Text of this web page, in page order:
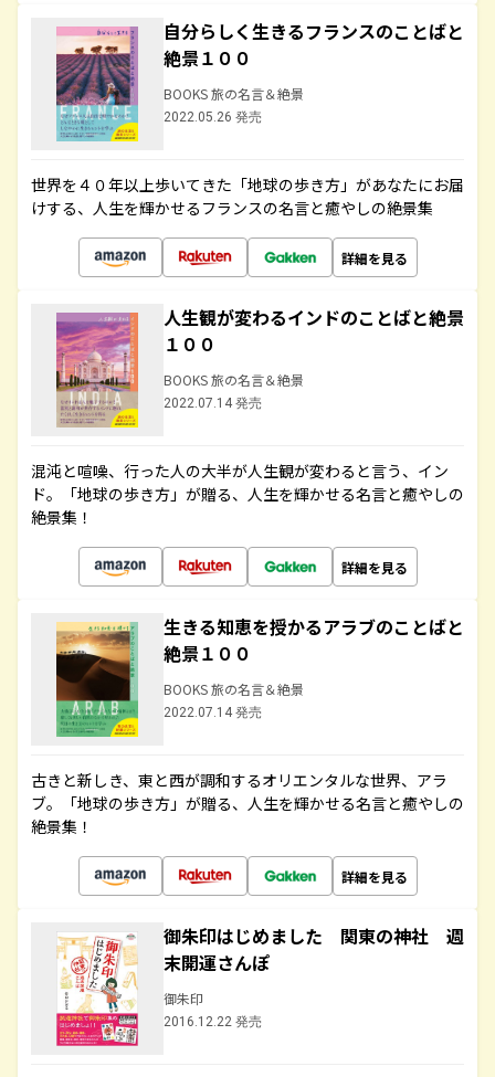
自分らしく生きるフランスのことばと
絶景１００
BOOKS 旅の名言＆絶景
2022.05.26 発売
世界を４０年以上歩いてきた「地球の歩き方」があなたにお届
けする、人生を輝かせるフランスの名言と癒やしの絶景集
詳細を見る
人生観が変わるインドのことばと絶景
１００
BOOKS 旅の名言＆絶景
2022.07.14 発売
混沌と喧噪、行った人の大半が人生観が変わると言う、イン
ド。「地球の歩き方」が贈る、人生を輝かせる名言と癒やしの
絶景集！
詳細を見る
生きる知恵を授かるアラブのことばと
絶景１００
BOOKS 旅の名言＆絶景
2022.07.14 発売
古きと新しき、東と西が調和するオリエンタルな世界、アラ
ブ。「地球の歩き方」が贈る、人生を輝かせる名言と癒やしの
絶景集！
詳細を見る
御朱印はじめました 関東の神社 週
末開運さんぽ
御朱印
2016.12.22 発売